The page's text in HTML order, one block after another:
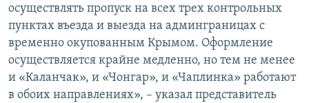
осуществлять пропуск на всех трех контрольных
пунктах въезда и выезда на админграницах с
временно окупованным Крымом. Оформление
осуществляется крайне медленно, но тем не менее
и «Каланчак», и «Чонгар», и «Чаплинка» работают
в обоих направлениях», – указал представитель